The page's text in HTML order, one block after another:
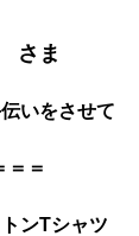
さま
いをさせて
＝＝
ンTシャツ